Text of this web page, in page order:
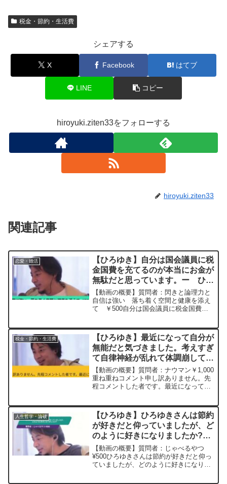
税金・節約・生活費
シェアする
X Facebook はてブ
LINE コピー
hiroyuki.ziten33をフォローする
hiroyuki.ziten33
関連記事
恋愛・婚活
【ひろゆき】自分は国会議員に税
金国費を充てるのが本当にお金が
無駄だと思っています。ー ひろ
ゆき切り抜き 20240310
【動画の概要】質問者：閃きと論理力と
自信は強い 落ち着く空間と健康を添え
て ￥500自分は国会議員に税金国費を
に活動費を支払えばいいのに、と思いま
す。クラファンやスパチ...
税金・節約・生活費
【ひろゆき】最近になって自分が
無能だと気づきました。考えすぎ
て自律神経が乱れて体調崩して寝
込んだりわりとキツイです。この
先の人生に不安があります。自分
はダメな人間？ーひろゆき切り抜
【動画の概要】質問者：ナウマン￥1,000
重ね重ねコメント申し訳ありません。先
程コメントした者です。最近になって自
かる・陰キャ・もっとまともな家庭環境
に生まれてたら良か...
人生哲学・論破
【ひろゆき】ひろゆきさんは節約
が好きだと仰っていましたが、ど
のように好きになりましたか?
ー ひろゆき切り抜き
20241013
【動画の概要】質問者：じゃべるやつ
¥500ひろゆきさんは節約が好きだと仰っ
ていましたが、どのように好きになりま